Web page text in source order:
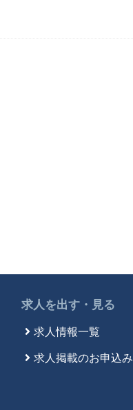
求人を出す・見る
求人情報一覧
求人掲載のお申込み